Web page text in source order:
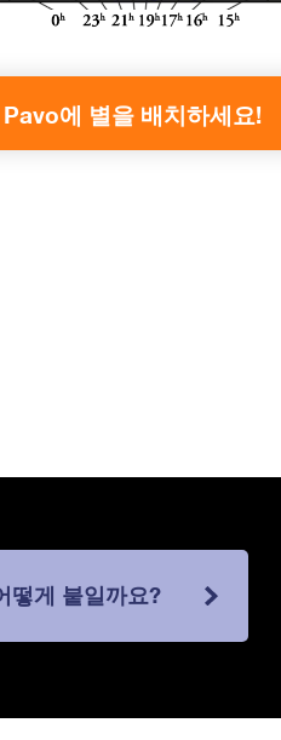
Pavo에 별을 배치하세요!
떻게 붙일까요?